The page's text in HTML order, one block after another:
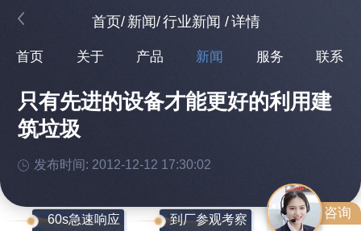
首页/ 新闻/行业新闻 /详情
首页 关于 产品 新闻 服务 联系
只有先进的设备才能更好的利用建
筑垃圾
发布时间: 2012-12-12 17:30:02
咨询
60s急速响应 到厂参观考察